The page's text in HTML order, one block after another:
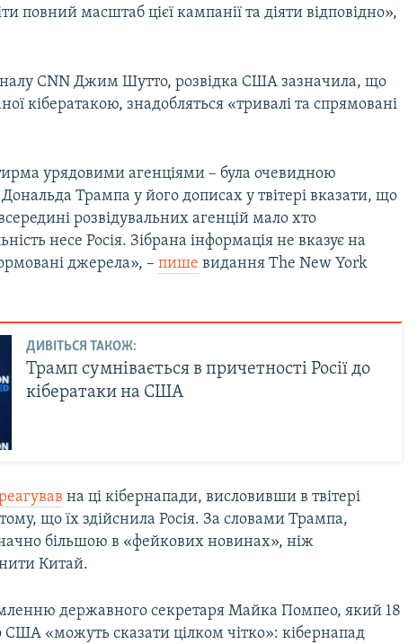
повний масштаб цієї кампанії та діяти відповідно»,
CNN Джим Шутто, розвідка США зазначила, що
кібератакою, знадобляться «тривалі та спрямовані
урядовими агенціями – була очевидною
Трампа у його дописах у твітері вказати, що
розвідувальних агенцій мало хто
несе Росія. Зібрана інформація не вказує на
джерела», –пише видання The New York
ДИВІТЬСЯ ТАКОЖ:
Трамп сумнівається в причетності Росії до
кібератаки на США
на ці кібернапади, висловивши в твітері
що їх здійснила Росія. За словами Трампа,
більшою в «фейкових новинах», ніж
Китай.
державного секретаря Майка Помпео, який 18
США «можуть сказати цілком чітко»: кібернапад